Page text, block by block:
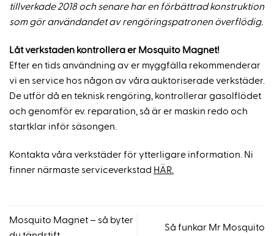
tillverkade 2018 och senare har en förbättrad konstruktion
som gör användandet av rengöringspatronen överflödig.
Låt verkstaden kontrollera er Mosquito Magnet!
Efter en tids användning av er myggfälla rekommenderar
vi en service hos någon av våra auktoriserade verkstäder.
De utför då en teknisk rengöring, kontrollerar gasolflödet
och genomför ev. reparation, så är er maskin redo och
startklar inför säsongen.
Kontakta våra verkstäder för ytterligare information. Ni
finner närmaste serviceverkstad HÄR.
Mosquito Magnet – så byter
Så funkar Mr Mosquito